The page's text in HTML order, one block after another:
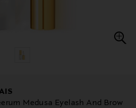
Medusa Eyelash And Brow